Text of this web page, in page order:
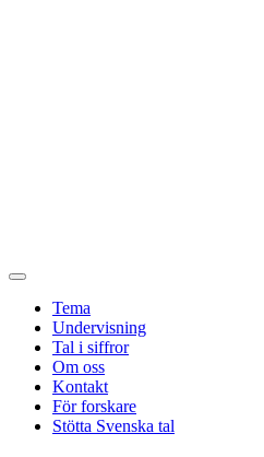
Tema
Undervisning
Tal i siffror
Om oss
Kontakt
För forskare
Stötta Svenska tal